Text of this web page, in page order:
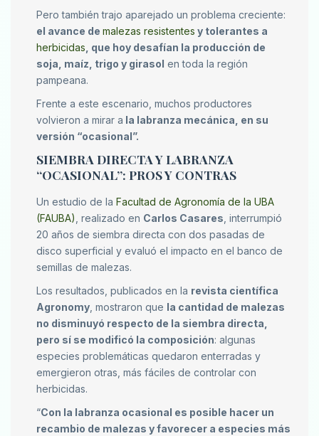
Pero también trajo aparejado un problema creciente:
el avance de malezas resistentes y tolerantes a
herbicidas, que hoy desafían la producción de
soja, maíz, trigo y girasol en toda la región
pampeana.
Frente a este escenario, muchos productores
volvieron a mirar a la labranza mecánica, en su
versión “ocasional”.
SIEMBRA DIRECTA Y LABRANZA
“OCASIONAL”: PROS Y CONTRAS
Un estudio de la Facultad de Agronomía de la UBA
(FAUBA), realizado en Carlos Casares, interrumpió
20 años de siembra directa con dos pasadas de
disco superficial y evaluó el impacto en el banco de
semillas de malezas.
Los resultados, publicados en la revista científica
Agronomy, mostraron que la cantidad de malezas
no disminuyó respecto de la siembra directa,
pero sí se modificó la composición: algunas
especies problemáticas quedaron enterradas y
emergieron otras, más fáciles de controlar con
herbicidas.
“Con la labranza ocasional es posible hacer un
recambio de malezas y favorecer a especies más